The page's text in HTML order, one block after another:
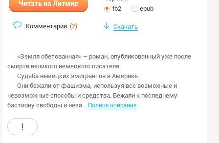
Читать на Литмир
Комментарии (2)
fb2
epub
Скачать
«Земля обетованная» – роман, опубликованный уже после
смерти великого немецкого писателя.
Судьба немецких эмигрантов в Америке.
Они бежали от фашизма, используя все возможные и
невозможные способы и средства. Бежали к последнему
бастиону свободы и неза...
Полное описание
!